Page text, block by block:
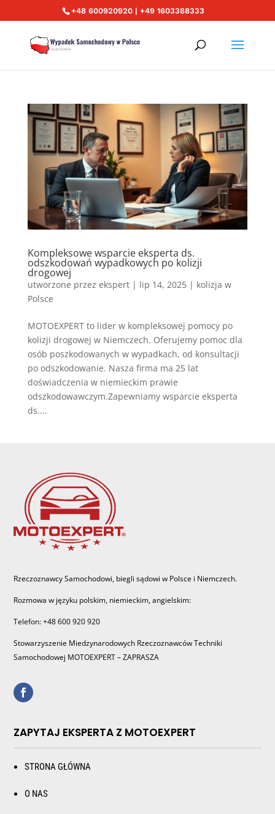
+48 600920920 | +49 1603388333
Kompleksowe wsparcie eksperta ds.
odszkodowań wypadkowych po kolizji
drogowej
utworzone przez ekspert| lip 14, 2025| kolizja w
Polsce
MOTOEXPERT to lider w kompleksowej pomocy po
kolizji drogowej w Niemczech. Oferujemy pomoc dla
osób poszkodowanych w wypadkach, od konsultacji
po odszkodowanie. Nasza firma ma 25 lat
doświadczenia w niemieckim prawie
odszkodowawczym.Zapewniamy wsparcie eksperta
ds....
Rzeczoznawcy Samochodowi, biegli sądowi w Polsce i Niemczech.
Rozmowa w języku polskim, niemieckim, angielskim:
Telefon: +48 600 920 920
Stowarzyszenie Miedzynarodowych Rzeczoznawców Techniki
Samochodowej MOTOEXPERT – ZAPRASZA
ZAPYTAJ EKSPERTA Z MOTOEXPERT
STRONA GŁÓWNA
O NAS